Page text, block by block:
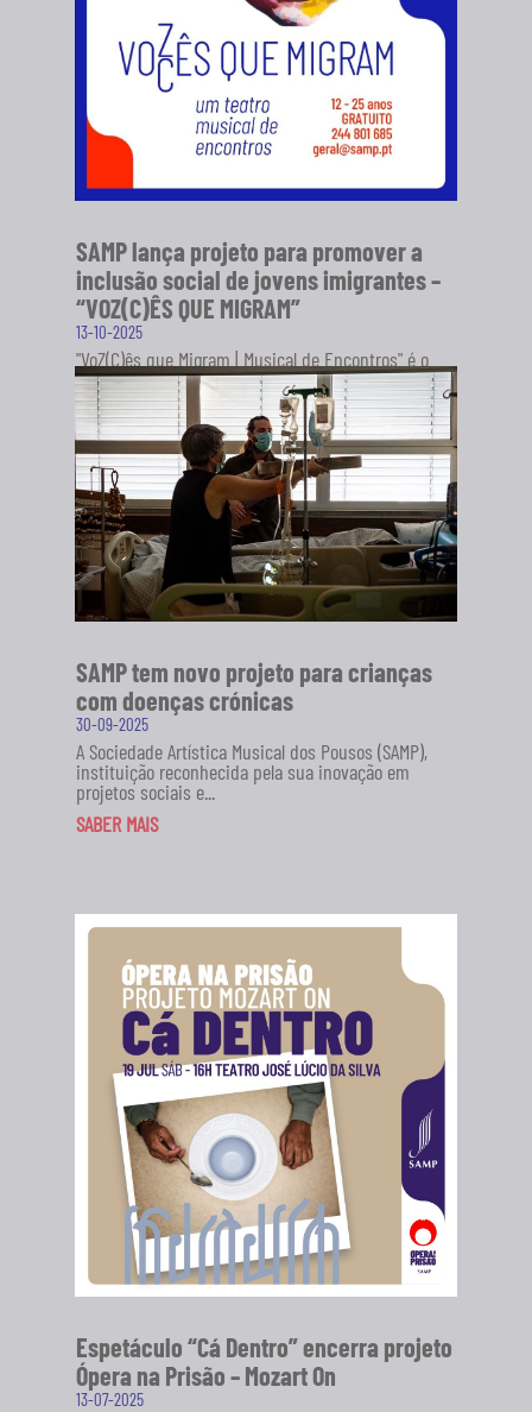
SAMP lança projeto para promover a
inclusão social de jovens imigrantes –
“VOZ(C)ÊS QUE MIGRAM”
13-10-2025
"VoZ(C)ês que Migram | Musical de Encontros" é o
novo projeto da Sociedade Artística Musical dos
Pousos (SAMP), em...
SABER MAIS
SAMP tem novo projeto para crianças
com doenças crónicas
30-09-2025
A Sociedade Artística Musical dos Pousos (SAMP),
instituição reconhecida pela sua inovação em
projetos sociais e...
SABER MAIS
Espetáculo “Cá Dentro” encerra projeto
Ópera na Prisão – Mozart On
13-07-2025